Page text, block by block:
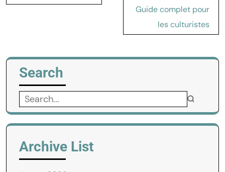
Guide complet pour
les culturistes
Search
Search
for:
Archive List